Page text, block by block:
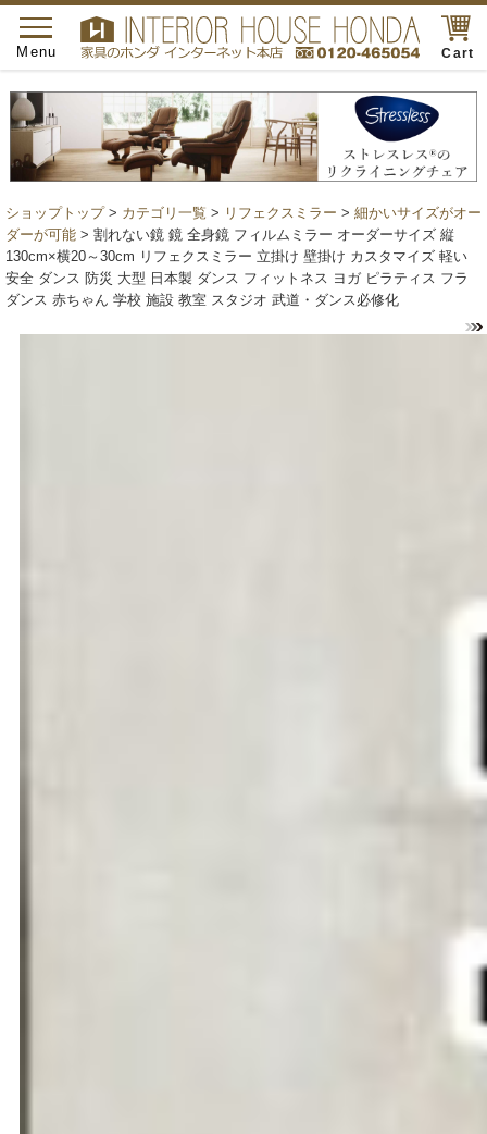
Cart
toggle
navigation
Menu
ショップトップ> カテゴリ一覧 > リフェクスミラー > 細かいサイズがオー
ダーが可能 > 割れない鏡 鏡 全身鏡 フィルムミラー オーダーサイズ 縦
130cm×横20～30cm リフェクスミラー 立掛け 壁掛け カスタマイズ 軽い
安全 ダンス 防災 大型 日本製 ダンス フィットネス ヨガ ピラティス フラ
ダンス 赤ちゃん 学校 施設 教室 スタジオ 武道・ダンス必修化